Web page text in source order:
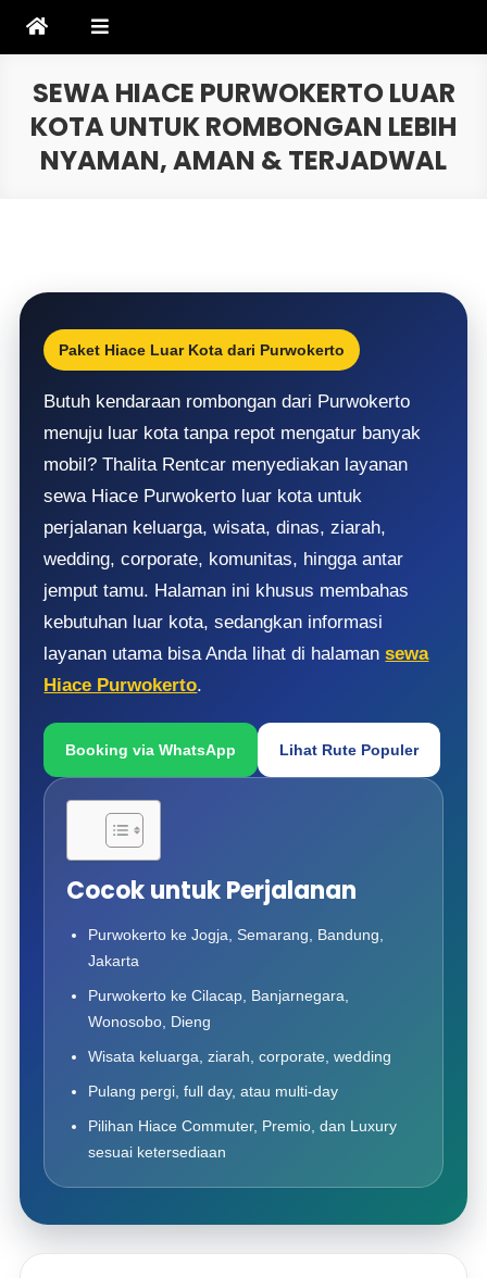
SEWA HIACE PURWOKERTO LUAR
KOTA UNTUK ROMBONGAN LEBIH
NYAMAN, AMAN & TERJADWAL
Paket Hiace Luar Kota dari Purwokerto
Butuh kendaraan rombongan dari Purwokerto
menuju luar kota tanpa repot mengatur banyak
mobil? Thalita Rentcar menyediakan layanan
sewa Hiace Purwokerto luar kota untuk
perjalanan keluarga, wisata, dinas, ziarah,
wedding, corporate, komunitas, hingga antar
jemput tamu. Halaman ini khusus membahas
kebutuhan luar kota, sedangkan informasi
layanan utama bisa Anda lihat di halamansewa
Hiace Purwokerto.
Booking via WhatsApp Lihat Rute Populer
Cocok untuk Perjalanan
Purwokerto ke Jogja, Semarang, Bandung,
Jakarta
Purwokerto ke Cilacap, Banjarnegara,
Wonosobo, Dieng
Wisata keluarga, ziarah, corporate, wedding
Pulang pergi, full day, atau multi-day
Pilihan Hiace Commuter, Premio, dan Luxury
sesuai ketersediaan